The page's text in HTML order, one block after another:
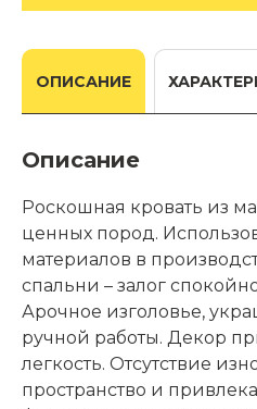
ОПИСАНИЕ
Описание
Роскошная кровать из
ценных пород.
материалов в
спальни – залог
Арочное изголовье,
ручной работы. Декор
легкость. Отсутствие
пространство и